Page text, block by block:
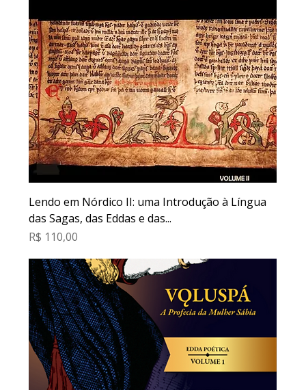
Lendo em Nórdico II: uma Introdução à Língua
das Sagas, das Eddas e das...
Preço
R$ 110,00